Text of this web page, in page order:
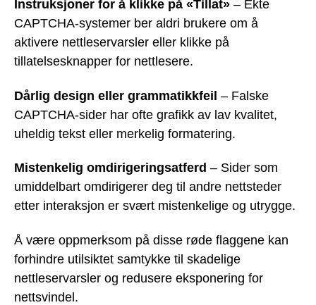
Instruksjoner for å klikke på «Tillat» – Ekte
CAPTCHA-systemer ber aldri brukere om å
aktivere nettleservarsler eller klikke på
tillatelsesknapper for nettlesere.
Dårlig design eller grammatikkfeil – Falske
CAPTCHA-sider har ofte grafikk av lav kvalitet,
uheldig tekst eller merkelig formatering.
Mistenkelig omdirigeringsatferd – Sider som
umiddelbart omdirigerer deg til andre nettsteder
etter interaksjon er svært mistenkelige og utrygge.
Å være oppmerksom på disse røde flaggene kan
forhindre utilsiktet samtykke til skadelige
nettleservarsler og redusere eksponering for
nettsvindel.